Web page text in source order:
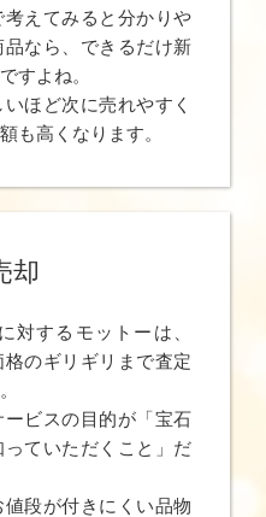
えてみると分かりや
なら、できるだけ新
すよね。
ほど次に売れやすく
も高くなります。
却
対するモットーは、
格のギリギリまで査定
ビスの目的が「宝石
ていただくこと」だ
段が付きにくい品物